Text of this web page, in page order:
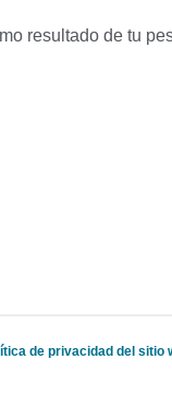
resultado de tu
de privacidad del sitio